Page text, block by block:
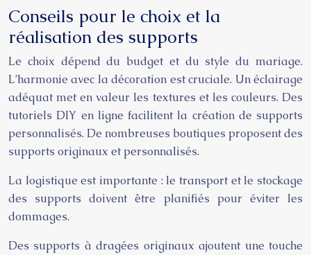
Conseils pour le choix et la
réalisation des supports
Le choix dépend du budget et du style du mariage.
L’harmonie avec la décoration est cruciale. Un éclairage
adéquat met en valeur les textures et les couleurs. Des
tutoriels DIY en ligne facilitent la création de supports
personnalisés. De nombreuses boutiques proposent des
supports originaux et personnalisés.
La logistique est importante : le transport et le stockage
des supports doivent être planifiés pour éviter les
dommages.
Des supports à dragées originaux ajoutent une touche